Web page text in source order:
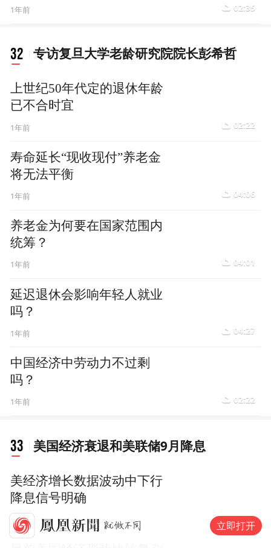
1年前 02:35
32 专访复旦大学老龄研究院院长彭希哲
上世纪50年代定的退休年龄
已不合时宜
1年前 02:22
寿命延长“现收现付”养老金
将无法平衡
1年前 04:06
养老金为何要在国家范围内
统筹？
1年前 04:01
延迟退休会影响年轻人就业
吗？
1年前 04:27
中国经济中劳动力不过剩
吗？
1年前 02:22
33 美国经济衰退和美联储9月降息
美经济增长数据波动中下行
降息信号明确
2年前 03:33
立即打开